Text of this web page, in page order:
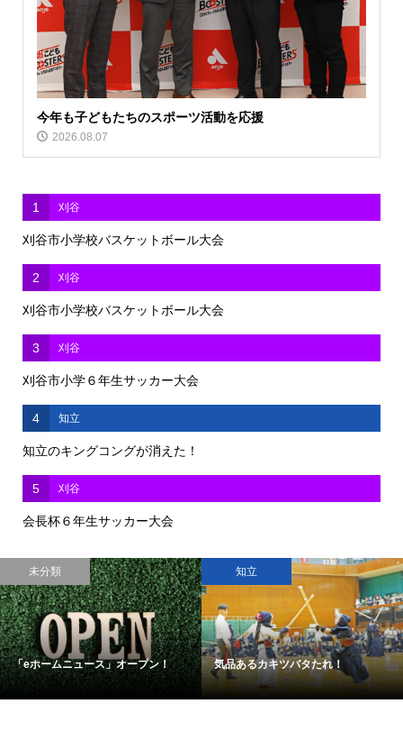
今年も子どもたちのスポーツ活動を応援
2026.08.07
1 刈谷
刈谷市小学校バスケットボール大会
2 刈谷
刈谷市小学校バスケットボール大会
3 刈谷
刈谷市小学６年生サッカー大会
4 知立
知立のキングコングが消えた！
5 刈谷
会長杯６年生サッカー大会
未分類
「eホームニュース」オープン！
知立
気品あるカキツバタたれ！